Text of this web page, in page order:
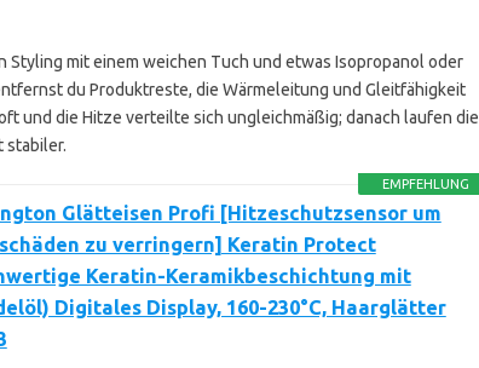
Styling mit einem weichen Tuch und etwas Isopropanol oder
du Produktreste, die Wärmeleitung und Gleitfähigkeit
und die Hitze verteilte sich ungleichmäßig; danach laufen die
stabiler.
EMPFEHLUNG
Glätteisen Profi [Hitzeschutzsensor um
zu verringern] Keratin Protect
Keratin-Keramikbeschichtung mit
Digitales Display, 160-230°C, Haarglätter